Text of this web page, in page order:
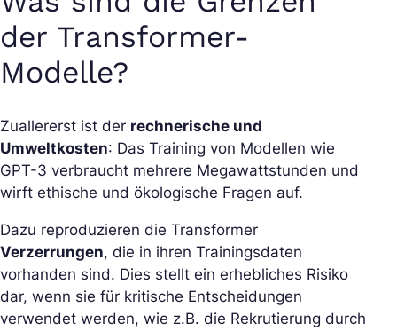
der Transformer-
Modelle?
Zuallererst ist der rechnerische und
Umweltkosten: Das Training von Modellen wie
GPT-3 verbraucht mehrere Megawattstunden und
wirft ethische und ökologische Fragen auf.
Dazu reproduzieren die Transformer
Verzerrungen, die in ihren Trainingsdaten
vorhanden sind. Dies stellt ein erhebliches Risiko
dar, wenn sie für kritische Entscheidungen
verwendet werden, wie z.B. die Rekrutierung durch